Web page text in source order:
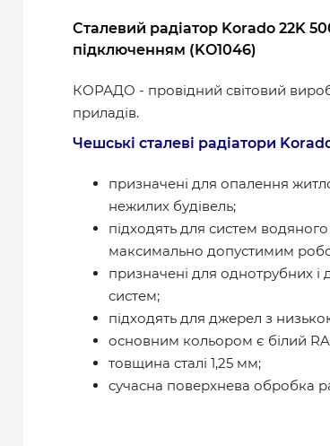
Сталевий радіатор Korado 22K
підключенням (KO1046)
КОРАДО - провідний світовий
приладів.
Чешські сталеві радіатори
призначені для опалення
нежилих будівель;
підходять для систем
максимально допустимим
призначені для однотрубних
систем;
підходять для джерел з
основним кольором є білий
товщина сталі 1,25 мм;
сучасна поверхнева обробка